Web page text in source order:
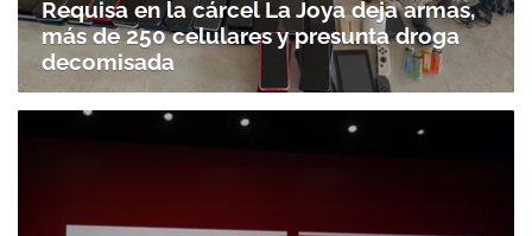
Requisa en la cárcel La Joya deja armas,
más de 250 celulares y presunta droga
decomisada